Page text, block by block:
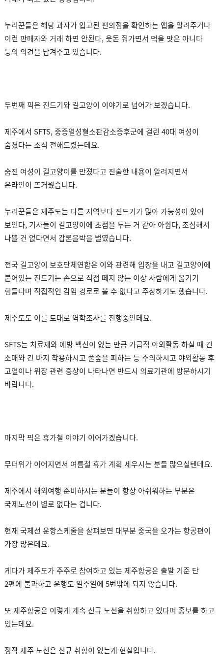
누리꾼들은 해당 과자가 입고된 편의점을 확인하는 앱을 알려주거나
이런 판매자와 거래 하면 안된다, 웃돈 줘가면서 먹을 맛은 아니다
등의 의견을 남겨주고 있습니다.
두번째 픽은 진드기와 길고양이 이야기로 넘어가 보겠습니다.
제주에서 SFTS, 중증열성혈소판감소증후군에 걸린 40대 여성이
숨졌다는 소식 전해드렸는데요.
숨진 여성이 길고양이를 만졌다고 진술한 내용이 알려지면서
온라인이 뜨거웠습니다.
누리꾼들은 제주도는 다른 지역보다 진드기가 많아 가능성이 있어
보인다, 기사들이 길고양이에 초점을 두는 거 같아 아쉽다, 조심해서
나쁠 건 없다면서 갑론을박을 벌였습니다.
전국 길고양이 보호단체연합은 이와 관련해 입장을 내고 길고양이에
붙어있는 진드기는 손으로 직접 떼지 않는 이상 사람에게 옮기기
힘들다며 직접적인 감염 경로로 볼 수 없다고 주장하기도 했습니다.
제주도도 이를 토대로 역학조사를 진행중인데요.
SFTS는 치료제와 예방 백신이 없는 만큼 가급적 야외활동 하실 때 긴
소매와 긴 바지 착용하시고 풀숲을 피하는 등 주의하시고 야외활동 후
고열이나 위장 관련 증상이 나타나면 반드시 의료기관에 방문하시기
바랍니다.
마지막 픽은 휴가철 이야기 이어가겠습니다.
무더위가 이어지면서 여름철 휴가 계획 세우시는 분들 많으실텐데요.
제주에서 해외여행 준비하시는 분들이 항상 아쉬워하는 부분은
국제노선이 별로 없다는 겁니다.
현재 국제선 운항스케줄을 살펴보면 대부분 중국을 오가는 항공편이
가장 많은데요.
게다가 제주도가 주주로 참여하고 있는 제주항공은 출발 기준 단
2편에 불과하고 운행도 일주일에 5번밖에 되지 않습니다.
또 제주항공은 이렇게 계속 신규 노선을 취항하고 있다며 홍보를 하고
있는데요.
정작 제주 노선은 신규 취항이 없는게 현실입니다.